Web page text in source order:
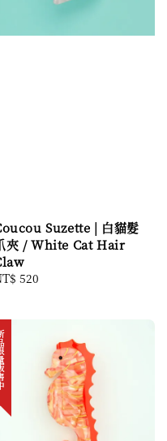
Suzette | 白貓髮
夾 / White Cat Hair
520
售中